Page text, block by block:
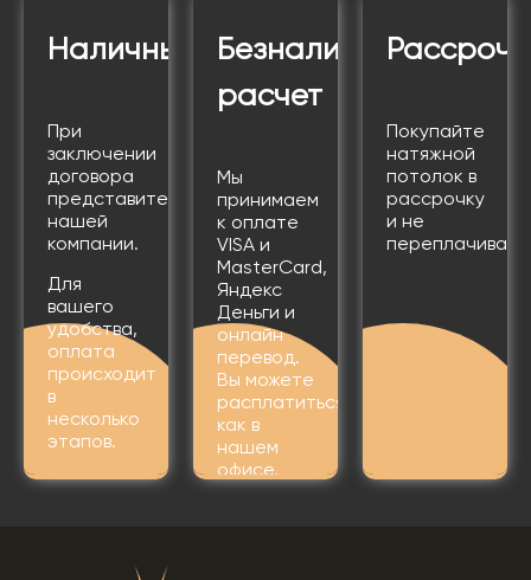
Наличные
При
заключении
договора
представителю
нашей
компании.
Для
вашего
удобства,
оплата
происходит
в
несколько
этапов.
Безналичный
расчет
Мы
принимаем
к оплате
VISA и
MasterCard,
Яндекс
Деньги и
онлайн
перевод.
Вы можете
расплатиться
как в
нашем
офисе,
Покупайте
натяжной
потолок в
рассрочку
и не